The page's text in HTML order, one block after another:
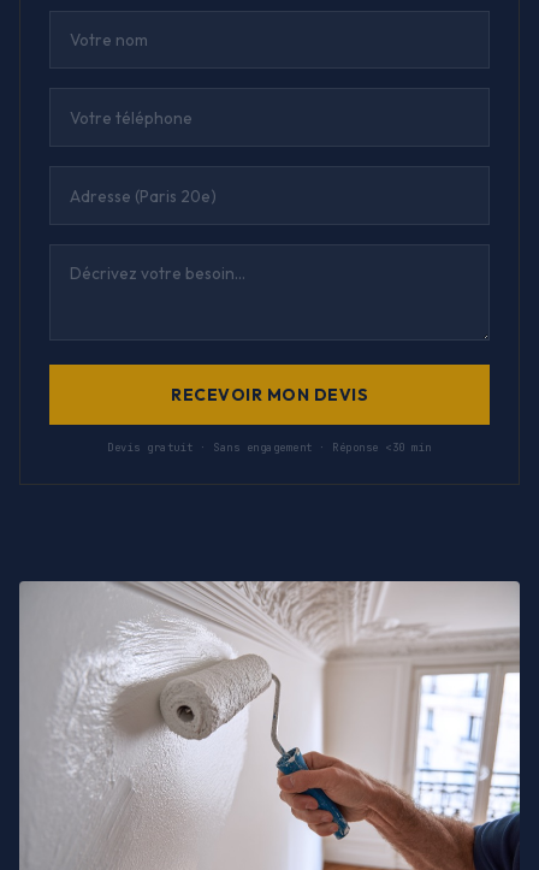
RECEVOIR MON DEVIS
Devis gratuit · Sans engagement · Réponse <30 min